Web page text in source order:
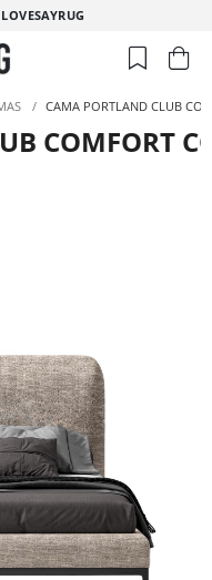
LOVESAYRUG
/ CAMA PORTLAND CLUB
COMFORT